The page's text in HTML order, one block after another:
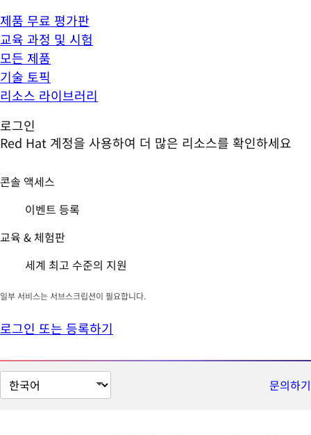
제품 무료 평가판
교육 과정 및 시험
모든 제품
기술 토픽
리소스 라이브러리
로그인
Red Hat 계정을 사용하여 더 많은 리소스를 확인하세요
콘솔 액세스
이벤트 등록
교육 & 체험판
세계 최고 수준의 지원
일부 서비스는 서브스크립션이 필요합니다.
로그인 또는 등록하기
페
이
문의하기